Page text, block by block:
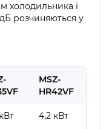
холодильника і
розчиняються у
MSZ-
HR42VF
4,2 кВт